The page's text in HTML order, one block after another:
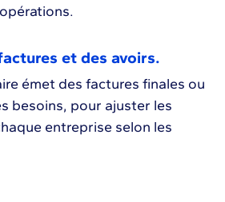
et des avoirs.
émet des factures finales ou
besoins, pour ajuster les
entreprise selon les